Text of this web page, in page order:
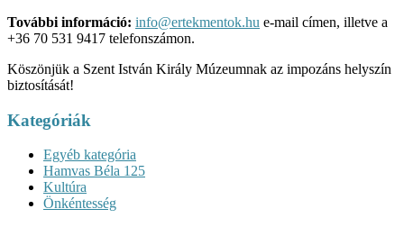
További információ: info@ertekmentok.hu e-mail címen, illetve a
+36 70 531 9417 telefonszámon.
Köszönjük a Szent István Király Múzeumnak az impozáns helyszín
biztosítását!
Kategóriák
Egyéb kategória
Hamvas Béla 125
Kultúra
Önkéntesség